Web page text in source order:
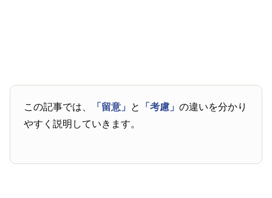
この記事では、 「留意」 と 「考慮」の違いを分かり
やすく説明していきます。